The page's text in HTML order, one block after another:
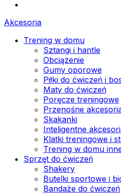
Akcesoria
Trening w domu
Sztangi i hantle
Obciążenie
Gumy oporowe
Piłki do ćwiczeń i
Maty do ćwiczeń
Poręcze treningowe
Przenośne
Skakanki
Inteligentne
Klatki treningowe i
Trening w domu
Sprzęt do ćwiczeń
Shakery
Butelki sportowe i
Bandaże do ćwiczeń